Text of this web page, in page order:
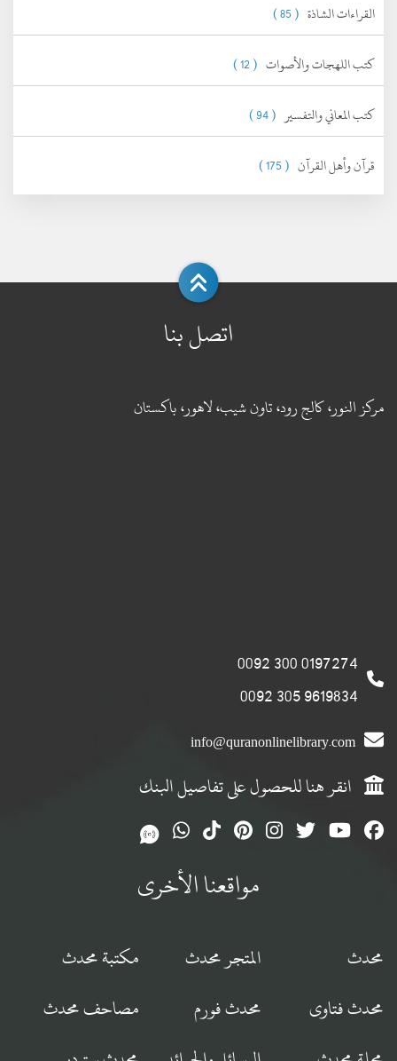
القراءات الشاذة ( 85 )
كتب اللهجات والأصوات ( 12 )
كتب المعاني والتفسير ( 94 )
قرآن وأهل القرآن ( 175 )
اتصل بنا
مركز النور، كالج رود، تاون شيب، لاهور، باكستان
0197274 300 0092
9619834 305 0092
info@quranonlinelibrary.com
انقر هنا للحصول على تفاصيل البنك
مواقعنا الأخرى
محدث المتجر محدث
مكتبة محدث
محدث فتاوى
محدث فورم
مصاحف محدث